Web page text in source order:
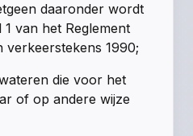
daaronder wordt
van het Reglement
verkeerstekens 1990;
die voor het
of op andere wijze